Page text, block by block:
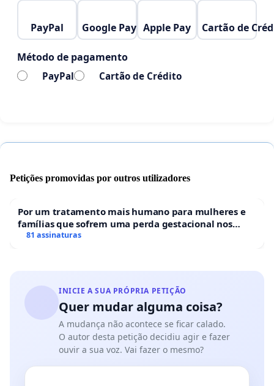
PayPal Google Pay Apple Pay Cartão de
Método de pagamento
PayPal Cartão de Crédito
Petições promovidas por outros utilizadores
Por um tratamento mais humano para mulheres e
famílias que sofrem uma perda gestacional nos
hospitais portugueses
81 assinaturas
INICIE A SUA PRÓPRIA PETIÇÃO
Quer mudar alguma coisa?
A mudança não acontece se ficar calado.
O autor desta petição decidiu agir e fazer
ouvir a sua voz. Vai fazer o mesmo?